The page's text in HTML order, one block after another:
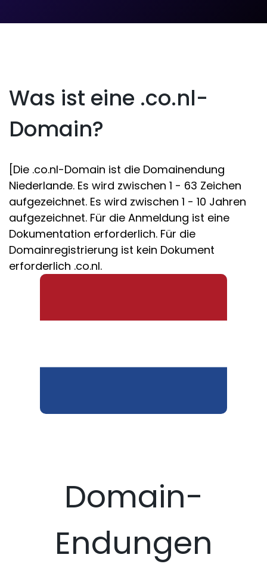
Was ist eine .co.nl-
Domain?
[Die .co.nl-Domain ist die Domainendung
Niederlande. Es wird zwischen 1 - 63 Zeichen
aufgezeichnet. Es wird zwischen 1 - 10 Jahren
aufgezeichnet. Für die Anmeldung ist eine
Dokumentation erforderlich. Für die
Domainregistrierung ist kein Dokument
erforderlich .co.nl.
Domain-
Endungen